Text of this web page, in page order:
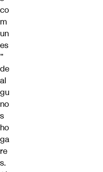
co
m
un
es
”
de
al
gu
no
s
ho
ga
re
s.